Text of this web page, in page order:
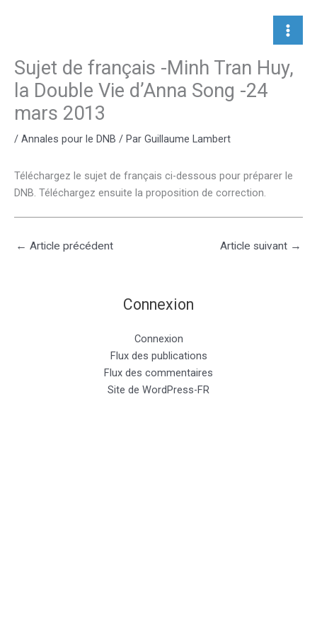
Sujet de français -Minh Tran Huy,
la Double Vie d’Anna Song -24
mars 2013
/ Annales pour le DNB / Par Guillaume Lambert
Téléchargez le sujet de français ci-dessous pour préparer le
DNB. Téléchargez ensuite la proposition de correction.
← Article précédent Article suivant →
Connexion
Connexion
Flux des publications
Flux des commentaires
Site de WordPress-FR